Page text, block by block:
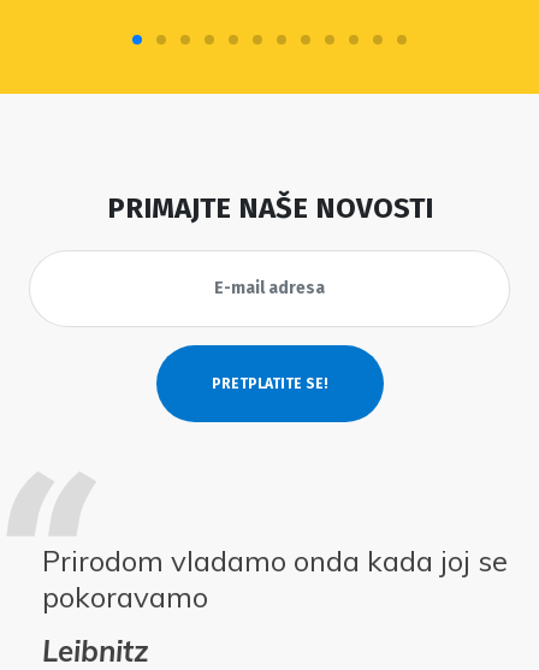
PRIMAJTE NAŠE NOVOSTI
Prirodom vladamo onda kada joj se
pokoravamo
Leibnitz